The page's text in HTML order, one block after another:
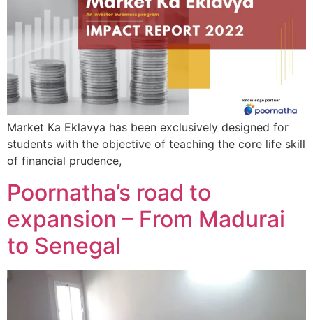
Market Ka Eklavya has been exclusively designed for
students with the objective of teaching the core life skill
of financial prudence,
Poornatha’s road to
expansion – From Madurai
to Senegal